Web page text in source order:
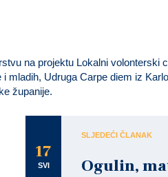
na projektu Lokalni volonterski
mladih, Udruga Carpe diem iz
županije.
17
SVI
SLJEDEĆI ČLANAK
Ogulin,